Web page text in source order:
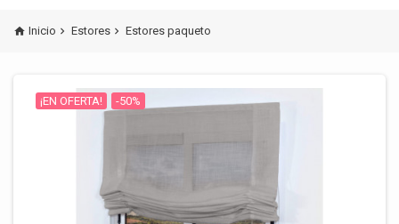
 Inicio  Estores  Estores paqueto
¡EN OFERTA! -50%